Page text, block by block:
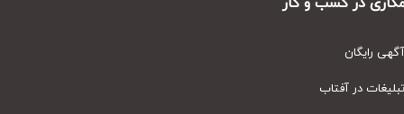
رایگان
در آفتاب